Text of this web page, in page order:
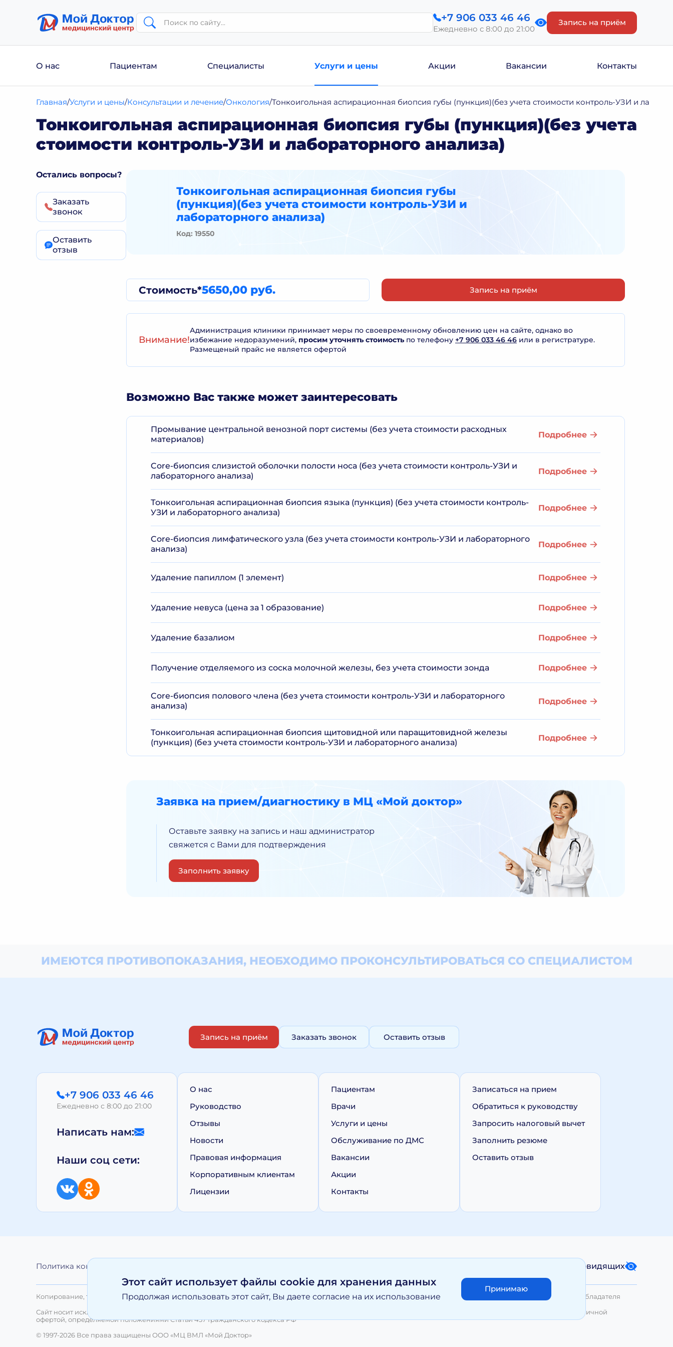
+7 906 033 46 46
Ежедневно с 8:00 до 21:00
Запись на приём
О нас Пациентам Специалисты Услуги и цены Акции Вакансии Контакты
Главная Услуги и цены Консультации и лечение Онкология Тонкоигольная аспирационная биопсия губы (пункция)(без учета стоимости контроль-УЗИ и
Тонкоигольная аспирационная биопсия губы (пункция)(без учета
стоимости контроль-УЗИ и лабораторного анализа)
Остались вопросы?
Заказать
звонок
Оставить
отзыв
Тонкоигольная аспирационная биопсия губы
(пункция)(без учета стоимости контроль-УЗИ и
лабораторного анализа)
Код: 19550
Стоимость*5650,00 руб. Запись на приём
Внимание!
Администрация клиники принимает меры по своевременному обновлению цен на сайте, однако во
избежание недоразумений, просим уточнять стоимостьпо телефону +7 906 033 46 46 или в регистратуре.
Размещеный прайс не является офертой
Возможно Вас также может заинтересовать
Промывание центральной венозной порт системы (без учета стоимости расходных
материалов)
Подробнее
Core-биопсия слизистой оболочки полости носа (без учета стоимости контроль-УЗИ и
лабораторного анализа)
Подробнее
Тонкоигольная аспирационная биопсия языка (пункция) (без учета стоимости контроль-
УЗИ и лабораторного анализа)
Подробнее
Core-биопсия лимфатического узла (без учета стоимости контроль-УЗИ и лабораторного
анализа)
Подробнее
Удаление папиллом (1 элемент) Подробнее
Удаление невуса (цена за 1 образование) Подробнее
Удаление базалиом Подробнее
Получение отделяемого из соска молочной железы, без учета стоимости зонда Подробнее
Core-биопсия полового члена (без учета стоимости контроль-УЗИ и лабораторного
анализа)
Подробнее
Тонкоигольная аспирационная биопсия щитовидной или паращитовидной железы
(пункция) (без учета стоимости контроль-УЗИ и лабораторного анализа)
Подробнее
Заявка на прием/диагностику в МЦ «Мой доктор»
Оставьте заявку на запись и наш администратор
свяжется с Вами для подтверждения
Заполнить заявку
ИМЕЮТСЯ ПРОТИВОПОКАЗАНИЯ, НЕОБХОДИМОПРОКОНСУЛЬТИРОВАТЬСЯ СО СПЕЦИАЛИСТОМ
Запись на приём Заказать звонок Оставить отзыв
+7 906 033 46 46
Ежедневно с 8:00 до 21:00
Написать нам:
Наши соц сети:
О нас
Руководство
Отзывы
Новости
Правовая информация
Корпоративным клиентам
Лицензии
Пациентам
Врачи
Услуги и цены
Обслуживание по ДМС
Вакансии
Акции
Контакты
Записаться на прием
Обратиться к руководству
Запросить налоговый вычет
Заполнить резюме
Оставить отзыв
Версия для слабовидящих
Политика конфиденциальности
Копирование, тиражирование, а равно иное использование материалов, размещенных на moy-doktor.org возможно только с письменного разрешения Правообладателя
Сайт носит исключительно информационный характер и ни при каких условиях информационные материалы и цены, размещенные на сайте, не являются публичной
офертой, определяемой положениями Статьи 437 Гражданского кодекса РФ
© 1997-2026 Все права защищены ООО «МЦ ВМЛ «Мой Доктор»
Этот сайт использует файлы cookie для хранения данных
Продолжая использовать этот сайт, Вы даете согласие на их использование
Принимаю